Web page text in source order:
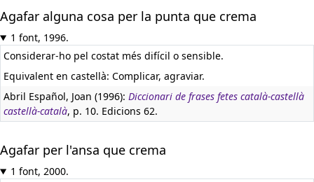
Agafar alguna cosa per la punta que crema
1 font, 1996.
Considerar-ho pel costat més difícil o sensible.
Equivalent en castellà: Complicar, agraviar.
Abril Español, Joan (1996): Diccionari de frases fetes català-castellà
castellà-català, p. 10. Edicions 62.
Agafar per l'ansa que crema
1 font, 2000.